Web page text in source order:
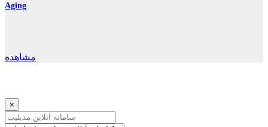
Aging
مشاهده
×